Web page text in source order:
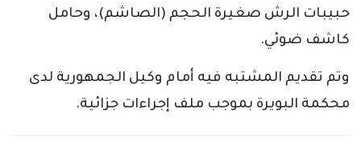
حبيبات الرش صغيرة الحجم (الصاشم)، وحامل
كاشف ضوئي.
وتم تقديم المشتبه فيه أمام وكيل الجمهورية لدى
محكمة البويرة بموجب ملف إجراءات جزائية.